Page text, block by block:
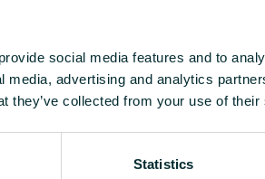
social media features and to
advertising and analytics
they’ve collected from your use of
Statistics